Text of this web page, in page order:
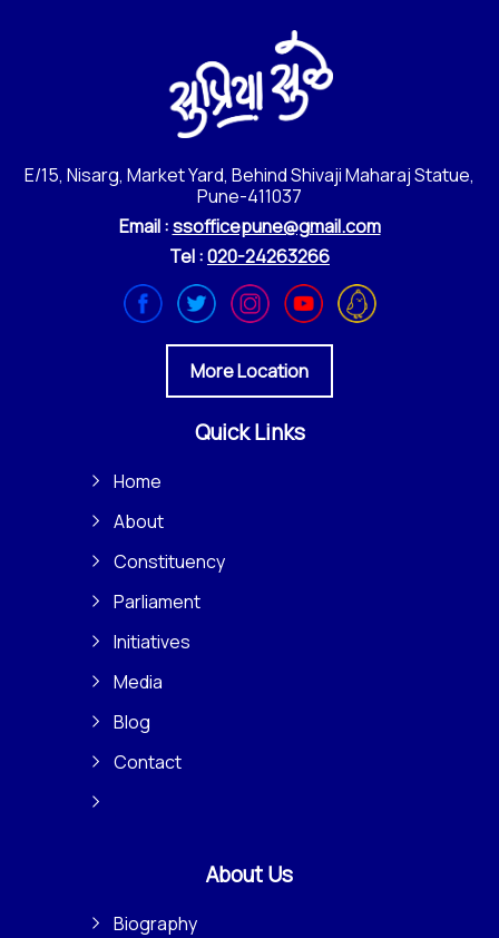
E/15, Nisarg, Market Yard, Behind Shivaji Maharaj Statue,
Pune-411037
Email :ssofficepune@gmail.com
Tel :020-24263266
More Location
Quick Links
Home
About
Constituency
Parliament
Initiatives
Media
Blog
Contact
About Us
Biography